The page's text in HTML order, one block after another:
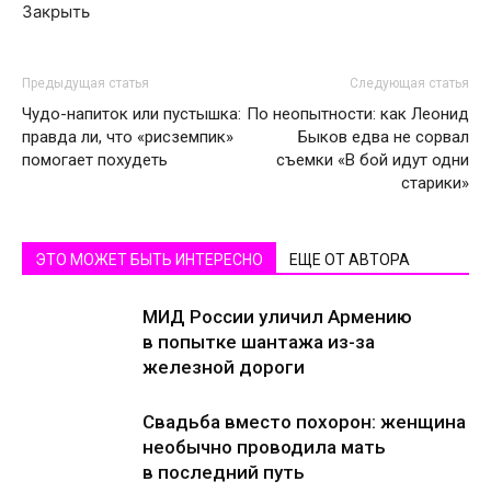
Закрыть
Предыдущая статья
Чудо-напиток или пустышка:
правда ли, что «рисземпик»
помогает похудеть
Следующая статья
По неопытности: как Леонид
Быков едва не сорвал
съемки «В бой идут одни
старики»
ЭТО МОЖЕТ БЫТЬ ИНТЕРЕСНО ЕЩЕ ОТ АВТОРА
МИД России уличил Армению
в попытке шантажа из-за
железной дороги
Свадьба вместо похорон: женщина
необычно проводила мать
в последний путь